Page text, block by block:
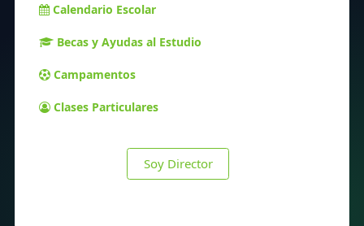
Calendario Escolar
Becas y Ayudas al Estudio
Campamentos
Clases Particulares
Soy Director